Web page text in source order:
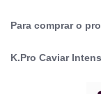
Para comprar o
K.Pro Caviar